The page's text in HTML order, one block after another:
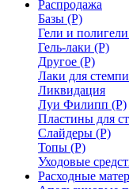
Распродажа
Базы (Р)
Гели и
Гель-лаки (Р)
Другое (Р)
Лаки для
Ликвидация
Луи Филипп (Р)
Пластины для
Слайдеры (Р)
Топы (Р)
Уходовые
Расходные